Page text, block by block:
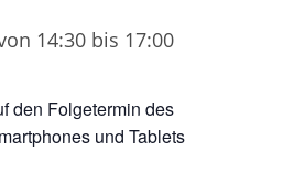
14:30 bis 17:00
den Folgetermin des
und Tablets